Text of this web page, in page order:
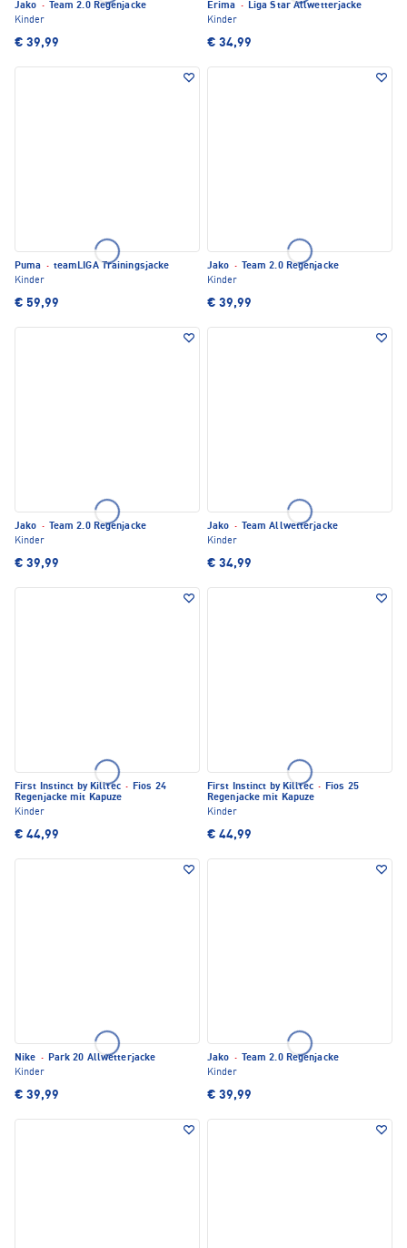
Jako ·
Team 2.0 Regenjacke
Kinder
€ 39,99
Erima · Liga Star Allwetterjacke
Kinder
€ 34,99
Puma · teamLIGA Trainingsjacke
Kinder
€ 59,99
Jako ·
Team 2.0 Regenjacke
Kinder
€ 39,99
Jako ·
Team 2.0 Regenjacke
Kinder
€ 39,99
Jako ·
Team Allwetterjacke
Kinder
€ 34,99
First Instinct by Killtec · Fios 24
Regenjacke mit Kapuze
Kinder
€ 44,99
First Instinct by Killtec · Fios 25
Regenjacke mit Kapuze
Kinder
€ 44,99
Nike · Park 20 Allwetterjacke
Kinder
€ 39,99
Jako ·
Team 2.0 Regenjacke
Kinder
€ 39,99